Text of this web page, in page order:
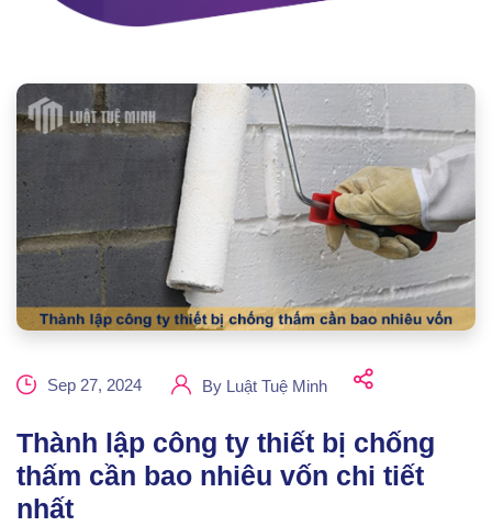
Sep 27, 2024 By Luật Tuệ Minh
Thành lập công ty thiết bị chống
thấm cần bao nhiêu vốn chi tiết
nhất